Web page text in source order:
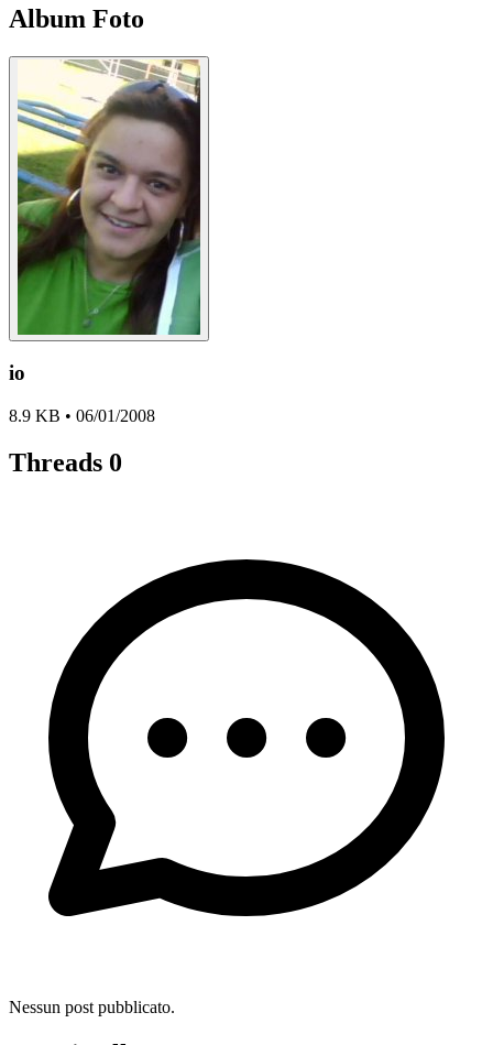
Album Foto
io
8.9 KB • 06/01/2008
Threads 0
Nessun post pubblicato.